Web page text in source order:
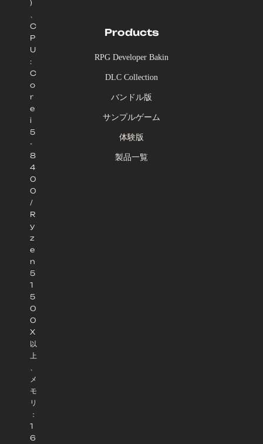
)
C
P
U
:
C
o
r
e
i
5
-
8
4
0
0
/
R
y
z
e
n
5
1
5
0
0
X
以
上
メ
モ
リ
：
1
6
Products
RPG Developer Bakin
DLC Collection
バンドル版
サンプルゲーム
体験版
製品一覧